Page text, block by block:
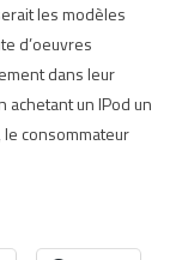
les modèles
d’oeuvres
dans leur
achetant un IPod un
le consommateur